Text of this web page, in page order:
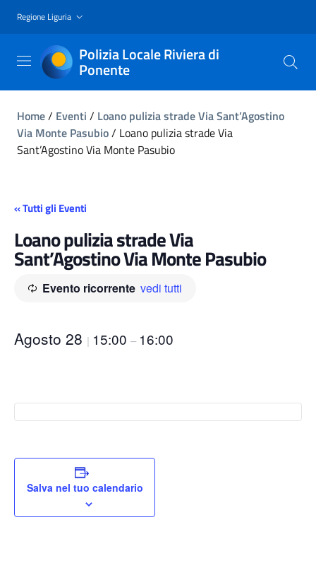
Regione Liguria
Polizia Locale Riviera di
Ponente
Home/ Eventi / Loano pulizia strade Via Sant’Agostino
Via Monte Pasubio/ Loano pulizia strade Via
Sant’Agostino Via Monte Pasubio
« Tutti gli Eventi
Loano pulizia strade Via
Sant’Agostino Via Monte Pasubio
Evento ricorrente vedi tutti
Agosto 28 | 15:00 – 16:00
Salva nel tuo calendario